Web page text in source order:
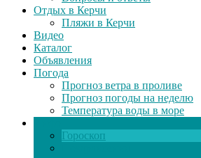
Отдых в Керчи
Пляжи в Керчи
Видео
Каталог
Объявления
Погода
Прогноз ветра в проливе
Прогноз погоды на неделю
Температура воды в море
Гороскоп